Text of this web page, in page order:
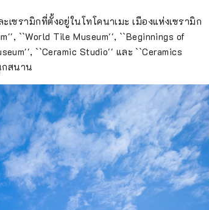
รามิกที่ตั้งอยู่ในโทโคนาเมะ เมืองแห่งเซรามิก
``World Tile Museum'', ``Beginnings of
``Ceramic Studio'' และ ``Ceramics
กสนาน